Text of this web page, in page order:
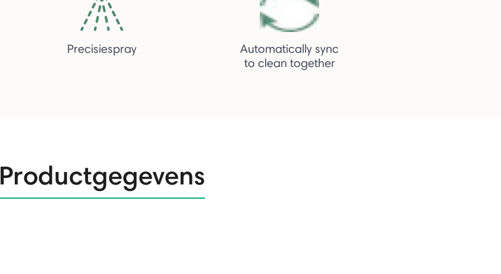
Precisiespray
Automatically sync
to clean together
Productgegevens